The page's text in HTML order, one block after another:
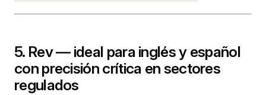
5. Rev — ideal para inglés y español
con precisión crítica en sectores
regulados